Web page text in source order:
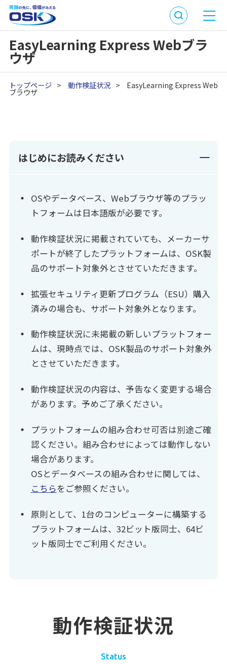
EasyLearning Express Webブラ
ウザ
トップページ > 動作検証状況 > EasyLearning Express Web
ブラウザ
はじめにお読みください
OSやデータベース、Webブラウザ等のプラッ
トフォームは日本語版が必要です。
動作検証状況に掲載されていても、メーカーサ
ポートが終了したプラットフォームは、OSK製
品のサポート対象外とさせていただきます。
拡張セキュリティ更新プログラム（ESU）購入
済みの場合も、サポート対象外となります。
動作検証状況に未掲載の新しいプラットフォー
ムは、現時点では、OSK製品のサポート対象外
とさせていただきます。
動作検証状況の内容は、予告なく変更する場合
があります。予めご了承ください。
プラットフォームの組み合わせ可否は別途ご確
認ください。組み合わせによっては動作しない
場合があります。
OSとデータベースの組み合わせに関しては、
こちらをご参照ください。
原則として、1台のコンピューターに構築する
プラットフォームは、32ビット版同士、64ビ
ット版同士でご利用ください。
動作検証状況
Status